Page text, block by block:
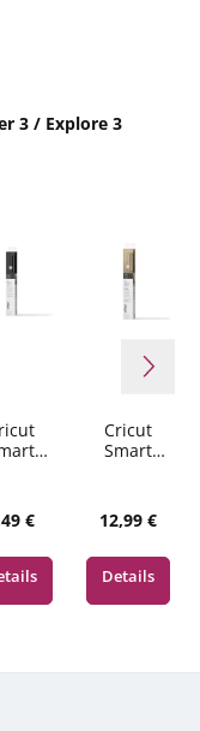
3 / Explore 3
e
Preis:
€
Cricut
Smart
t 33x91cm
1 sheet
(Mat
Champag
Regulärer
12,99 €
Details